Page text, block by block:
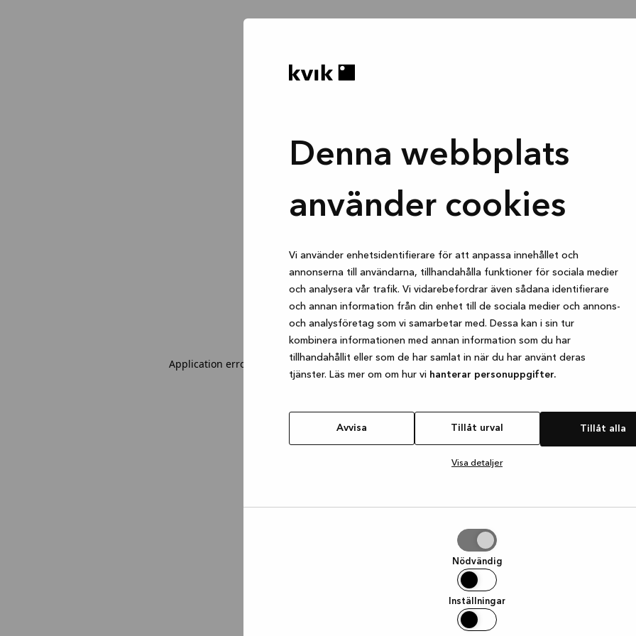
Denna webbplats
använder cookies
Vi använder enhetsidentifierare för att anpassa innehållet och
annonserna till användarna, tillhandahålla funktioner för sociala medier
och analysera vår trafik. Vi vidarebefordrar även sådana identifierare
och annan information från din enhet till de sociala medier och annons-
och analysföretag som vi samarbetar med. Dessa kan i sin tur
kombinera informationen med annan information som du har
tillhandahållit eller som de har samlat in när du har använt deras
tjänster. Läs mer om om hur vi hanterar personuppgifter.
Avvisa Tillåt urval Tillåt alla
Visa detaljer
Nödvändig
Inställningar
Application error: a client-side exception has occurred while loadingwww.kvik.se (see the